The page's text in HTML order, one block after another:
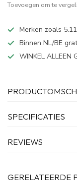
Toevoegen om te
Merken zoals
Binnen NL/BE
WINKEL ALLEEN
SPECIFICATIES
REVIEWS
GERELATEERDE